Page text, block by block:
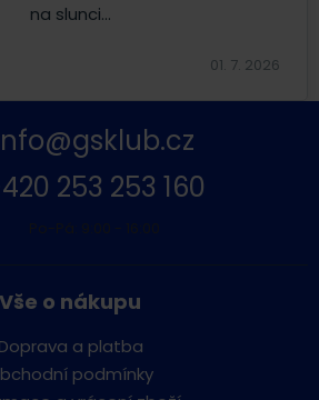
na slunci...
01. 7. 2026
253 253 160
Vše o nákupu
Doprava a platba
podmínky